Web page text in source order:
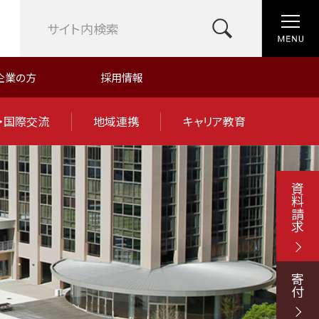
業の方 採用情報
国際交流 地域連携 キャリア教育
資料請求
寄付